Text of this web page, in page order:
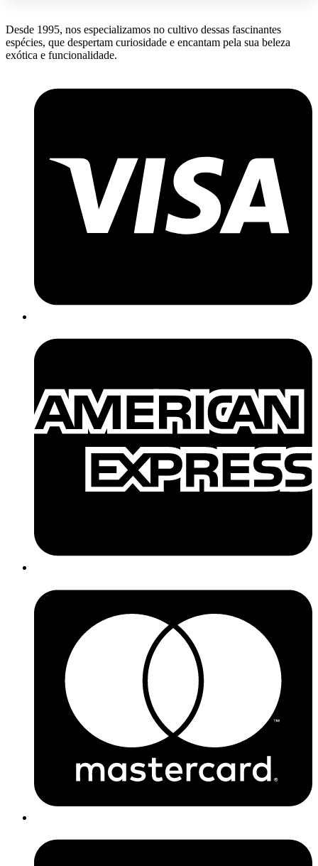
Desde 1995, nos especializamos no cultivo dessas fascinantes
espécies, que despertam curiosidade e encantam pela sua beleza
exótica e funcionalidade.